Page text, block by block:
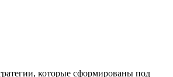
которые сформированы под